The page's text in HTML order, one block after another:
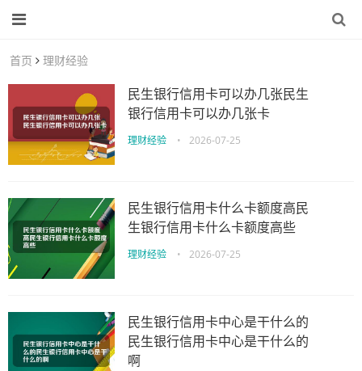
首页 理财经验
民生银行信用卡可以办几张民生
银行信用卡可以办几张卡
理财经验 • 2026-07-25
民生银行信用卡什么卡额度高民
生银行信用卡什么卡额度高些
理财经验 • 2026-07-25
民生银行信用卡中心是干什么的
民生银行信用卡中心是干什么的
啊